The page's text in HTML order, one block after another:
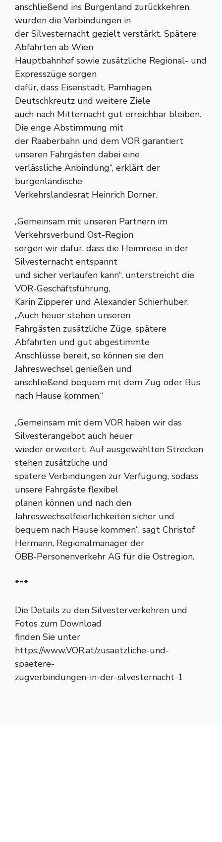
anschließend ins Burgenland zurückkehren,
wurden die Verbindungen in
der Silvesternacht gezielt verstärkt. Spätere
Abfahrten ab Wien
Hauptbahnhof sowie zusätzliche Regional- und
Expresszüge sorgen
dafür, dass Eisenstadt, Pamhagen,
Deutschkreutz und weitere Ziele
auch nach Mitternacht gut erreichbar bleiben.
Die enge Abstimmung mit
der Raaberbahn und dem VOR garantiert
unseren Fahrgästen dabei eine
verlässliche Anbindung“, erklärt der
burgenländische
Verkehrslandesrat Heinrich Dorner.
„Gemeinsam mit unseren Partnern im
Verkehrsverbund Ost-Region
sorgen wir dafür, dass die Heimreise in der
Silvesternacht entspannt
und sicher verlaufen kann“, unterstreicht die
VOR-Geschäftsführung,
Karin Zipperer und Alexander Schierhuber.
„Auch heuer stehen unseren
Fahrgästen zusätzliche Züge, spätere
Abfahrten und gut abgestimmte
Anschlüsse bereit, so können sie den
Jahreswechsel genießen und
anschließend bequem mit dem Zug oder Bus
nach Hause kommen.“
„Gemeinsam mit dem VOR haben wir das
Silvesterangebot auch heuer
wieder erweitert. Auf ausgewählten Strecken
stehen zusätzliche und
spätere Verbindungen zur Verfügung, sodass
unsere Fahrgäste flexibel
planen können und nach den
Jahreswechselfeierlichkeiten sicher und
bequem nach Hause kommen“, sagt Christof
Hermann, Regionalmanager der
ÖBB-Personenverkehr AG für die Ostregion.
***
Die Details zu den Silvesterverkehren und
Fotos zum Download
finden Sie unter
https://www.VOR.at/zusaetzliche-und-
spaetere-
zugverbindungen-in-der-silvesternacht-1